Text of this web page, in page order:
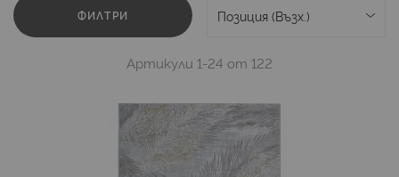
ФИЛТРИ
Артикули 1-24 от 122